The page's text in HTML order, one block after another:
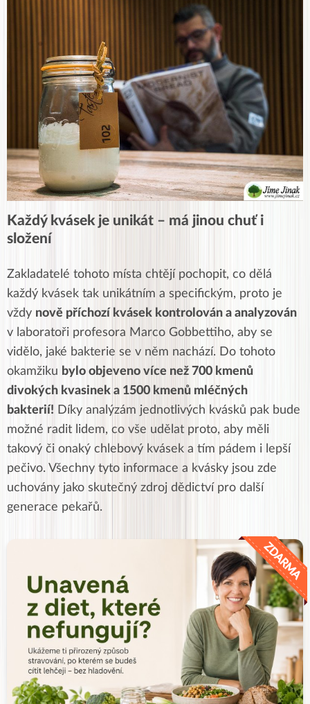
Každý kvásek je unikát – má jinou chuť i
složení
Zakladatelé tohoto místa chtějí pochopit, co dělá
každý kvásek tak unikátním a specifickým, proto je
vždy nově příchozí kvásek kontrolován a analyzován
v laboratoři profesora Marco Gobbettiho, aby se
vidělo, jaké bakterie se v něm nachází. Do tohoto
okamžiku bylo objeveno více než 700 kmenů
divokých kvasinek a 1500 kmenů mléčných
bakterií! Díky analýzám jednotlivých kvásků pak bude
možné radit lidem, co vše udělat proto, aby měli
takový či onaký chlebový kvásek a tím pádem i lepší
pečivo. Všechny tyto informace a kvásky jsou zde
uchovány jako skutečný zdroj dědictví pro další
generace pekařů.